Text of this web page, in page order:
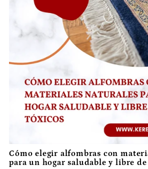
Cómo elegir alfombras con
para un hogar saludable y libre